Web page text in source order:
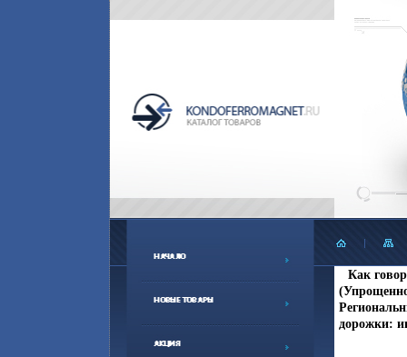
Как
дорожки: